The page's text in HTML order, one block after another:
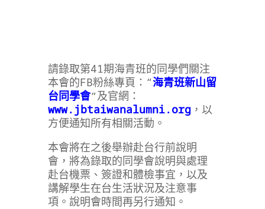
請錄取第41期海青班的同學們關注
本會的FB粉絲專頁：“海青班新山留
台同學會”及官網：
www.jbtaiwanalumni.org，以
方便通知所有相關活動。
本會將在之後舉辦赴台行前說明
會，將為錄取的同學會說明與處理
赴台機票、簽證和體檢事宜，以及
講解學生在台生活狀況及注意事
項。說明會時間再另行通知。